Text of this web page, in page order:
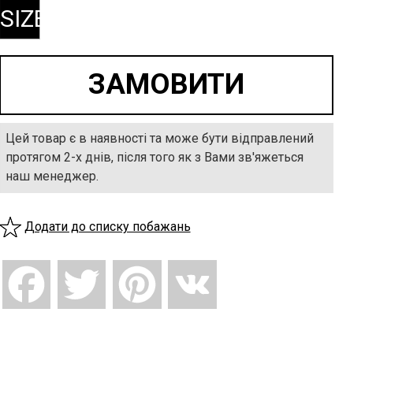
SIZE
Цей товар є в наявності та може бути відправлений
протягом 2-х днів, після того як з Вами зв'яжеться
наш менеджер.
Додати до списку побажань